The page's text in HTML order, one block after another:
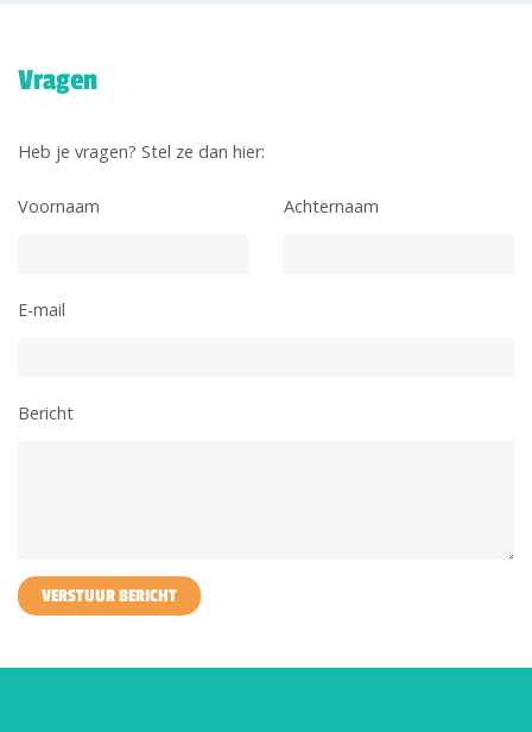
Vragen
Heb je vragen? Stel ze dan hier:
Voornaam Achternaam
E-mail
Bericht
VERSTUUR BERICHT